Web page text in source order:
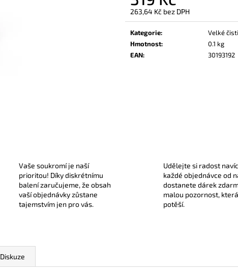
263,64 Kč bez DPH
Měrná
cena:
Kategorie:
Velké
Hmotnost:
0.1 kg
EAN: 30193192
Vaše soukromí je naší
prioritou! Díky diskrétnímu
balení zaručujeme, že obsah
vaší objednávky zůstane
tajemstvím jen pro vás.
Udělejte si radost
každé objednávce od
dostanete dárek
malou pozornost,
potěší.
Diskuze
189 Kč